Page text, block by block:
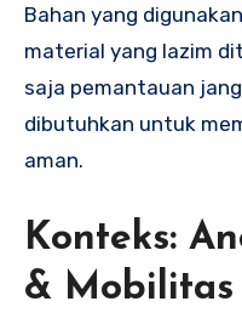
Bahan yang
material yang lazim
saja pemantauan
dibutuhkan untuk
aman.
Konteks:
&